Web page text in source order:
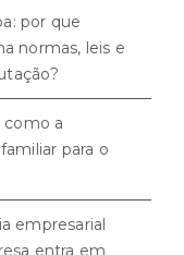
por que
normas, leis e
como a
para o
empresarial
entra em